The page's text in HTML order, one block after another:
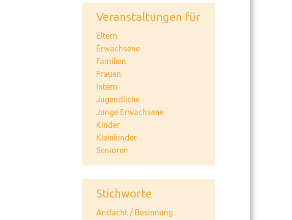
Veranstaltungen für
Eltern
Erwachsene
Familien
Frauen
Intern
Jugendliche
Junge Erwachsene
Kinder
Kleinkinder
Senioren
Stichworte
Andacht / Besinnung